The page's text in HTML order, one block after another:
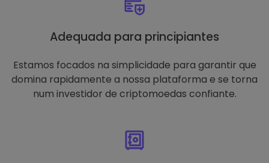
Adequada para principiantes
Estamos focados na simplicidade para garantir que
domina rapidamente a nossa plataforma e se torna
num investidor de criptomoedas confiante.